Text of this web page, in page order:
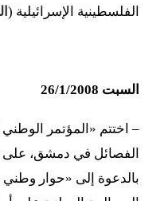
الفلسطينية الإسرائيلية (
السبت 26/1/2008
– اختتم «المؤتمر
الفصائل في دمشق، على
بالدعوة إلى «حوار